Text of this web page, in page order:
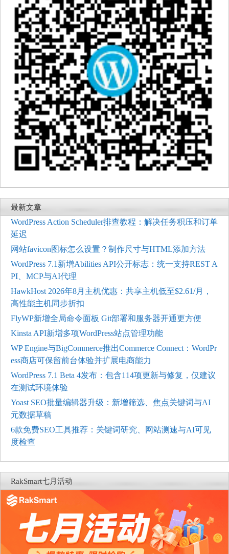
最新文章
WordPress Action Scheduler排查教程：解决任务积压和订单
延迟
网站favicon图标怎么设置？制作尺寸与HTML添加方法
WordPress 7.1新增Abilities API公开标志：统一支持REST A
PI、MCP与AI代理
HawkHost 2026年8月主机优惠：共享主机低至$2.61/月，
高性能主机同步折扣
FlyWP新增全局命令面板 Git部署和服务器开通更方便
Kinsta API新增多项WordPress站点管理功能
WP Engine与BigCommerce推出Commerce Connect：WordPr
ess商店可保留前台体验并扩展电商能力
WordPress 7.1 Beta 4发布：包含114项更新与修复，仅建议
在测试环境体验
Yoast SEO批量编辑器升级：新增筛选、焦点关键词与AI
元数据草稿
6款免费SEO工具推荐：关键词研究、网站测速与AI可见
度检查
RakSmart七月活动